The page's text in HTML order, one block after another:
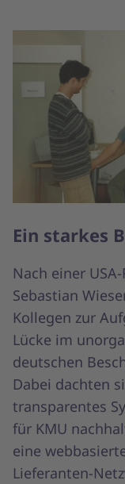
Ein starkes
Nach einer
Sebastian
Kollegen zur
Lücke im
deutschen
Dabei dachten
transparentes
für KMU
eine
Lieferanten-